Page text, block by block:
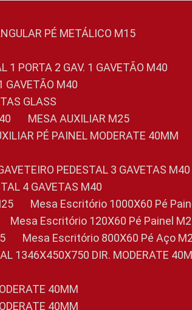
PÉ METÁLICO M15
1 PORTA 2 GAV. 1 GAVETÃO M40
GAVETÃO M40
GLASS
MESA AUXILIAR M25
PÉ PAINEL MODERATE 40MM
GAVETEIRO PEDESTAL 3 GAVETAS M40
4 GAVETAS M40
Mesa Escritório 1000X60 Pé
Mesa Escritório 120X60 Pé Painel
Mesa Escritório 800X60 Pé Aço
1346X450X750 DIR. MODERATE
40MM
40MM